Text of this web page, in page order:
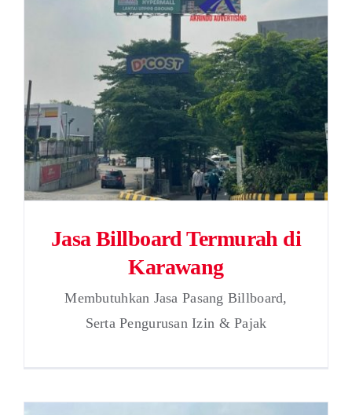
Jasa Billboard Termurah di
Karawang
Membutuhkan Jasa Pasang Billboard,
Serta Pengurusan Izin & Pajak